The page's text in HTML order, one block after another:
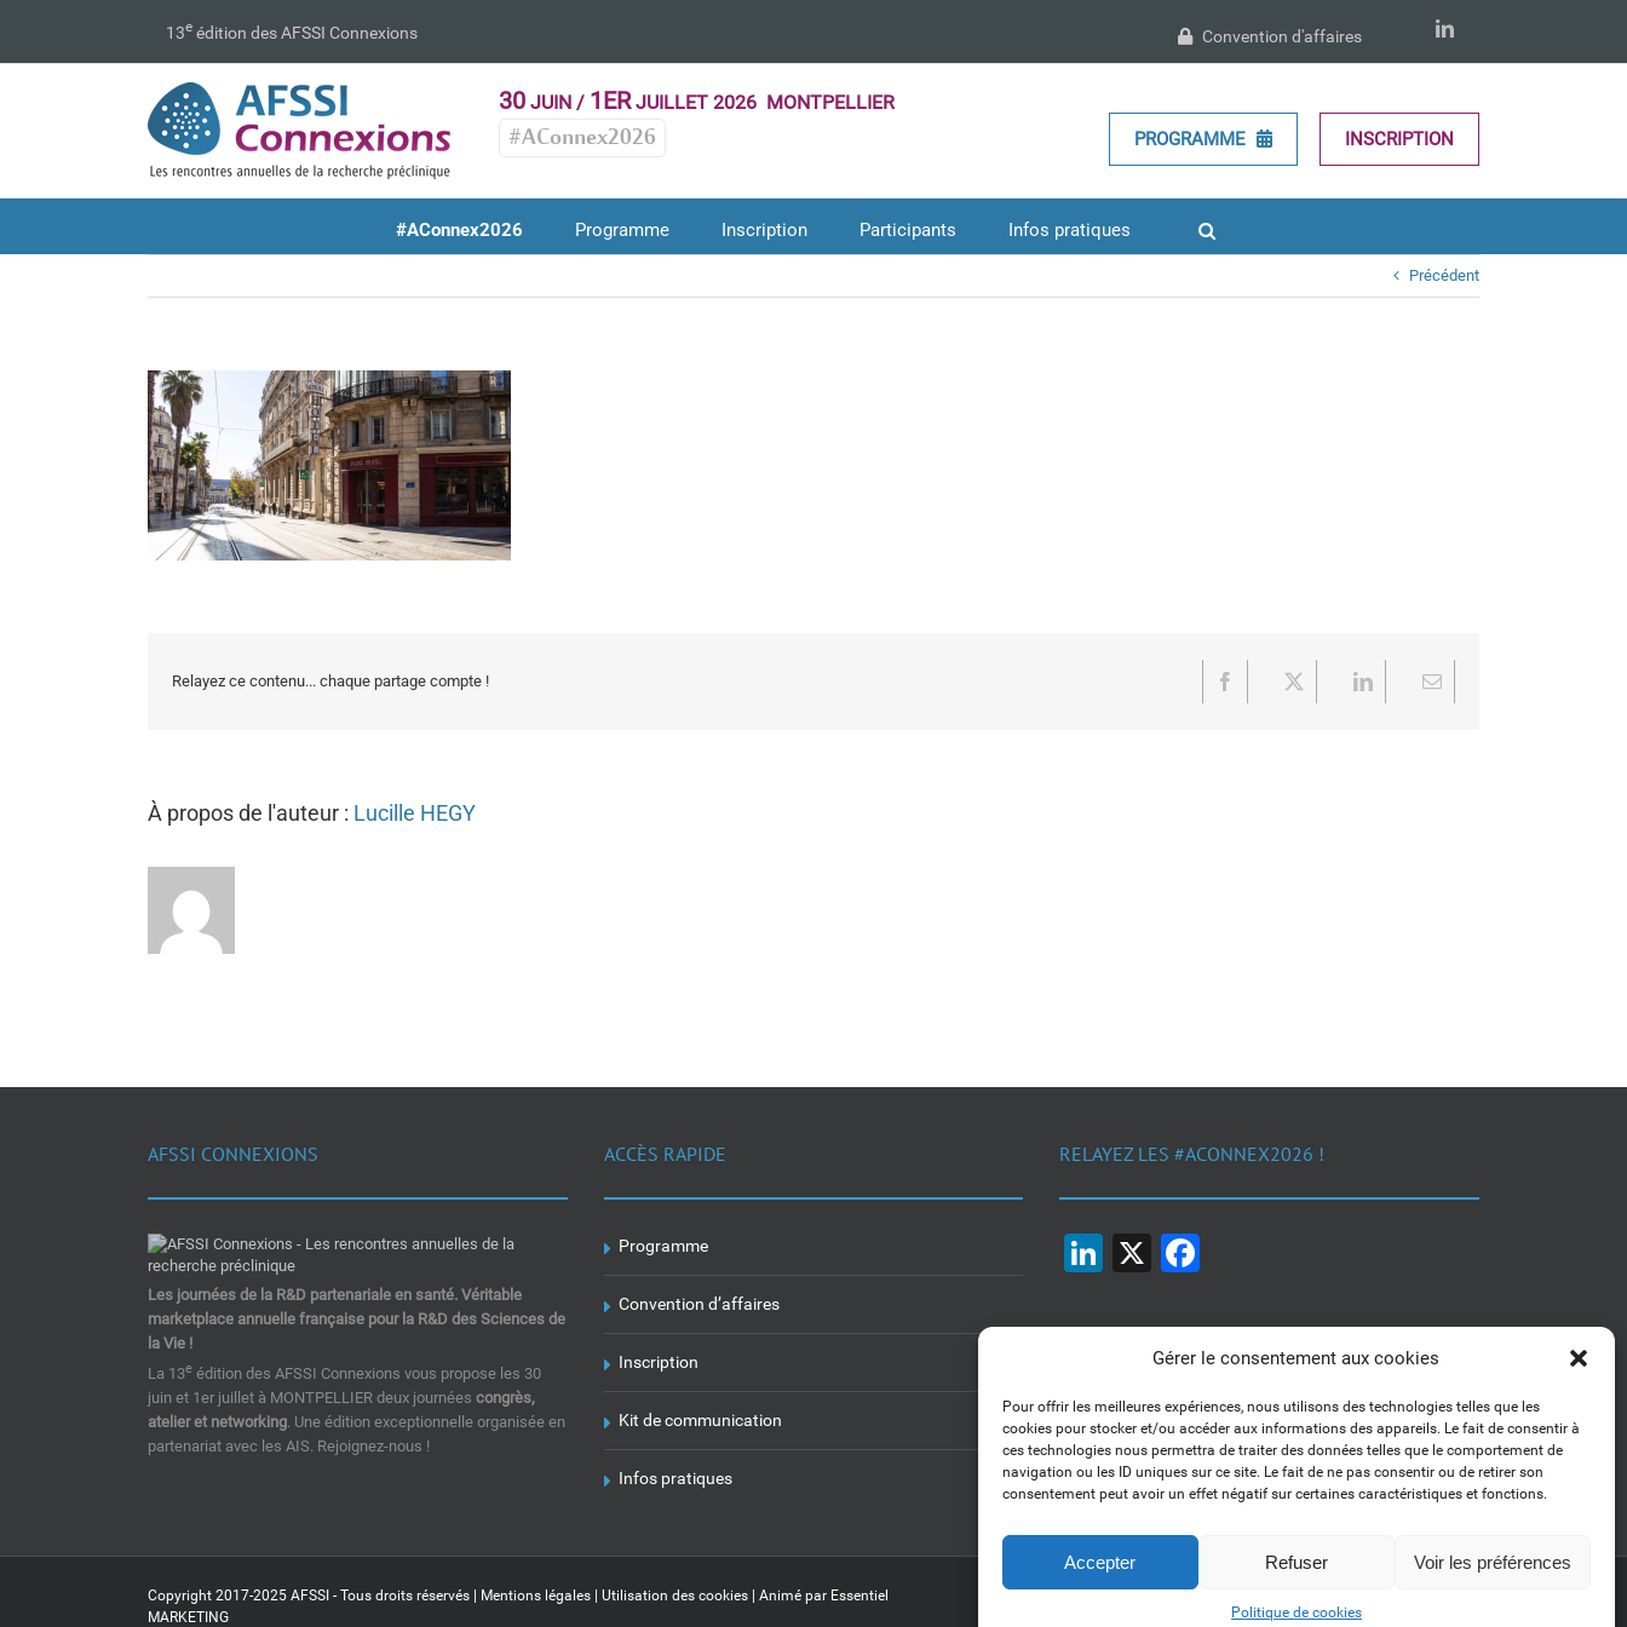
Gérer le consentement aux cookies
Pour offrir les meilleures expériences, nous utilisons des technologies telles que les
cookies pour stocker et/ou accéder aux informations des appareils. Le fait de consentir à
ces technologies nous permettra de traiter des données telles que le comportement de
navigation ou les ID uniques sur ce site. Le fait de ne pas consentir ou de retirer son
consentement peut avoir un effet négatif sur certaines caractéristiques et fonctions.
Accepter Refuser Voir les préférences
Politique de cookies
13e édition des AFSSI Connexions LinkedIn
Convention d'affaires
30 JUIN / 1ERJUILLET 2026 MONTPELLIER
#AConnex2026 PROGRAMME INSCRIPTION
#AConnex2026 Programme Inscription Participants Infos pratiques
Précédent
Relayez ce contenu... chaque partage compte ! Facebook LinkedInEmail
À propos de l'auteur : Lucille HEGY
AFSSI CONNEXIONS
Les journées de la R&D partenariale en santé. Véritable
marketplace annuelle française pour la R&D des Sciences de
la Vie !
La 13e édition des AFSSI Connexions vous propose les 30
juin et 1er juillet à MONTPELLIER deux journées congrès,
atelier et networking. Une édition exceptionnelle organisée en
partenariat avec les AIS. Rejoignez-nous !
ACCÈS RAPIDE
Programme
Convention d’affaires
Inscription
Kit de communication
Infos pratiques
RELAYEZ LES #ACONNEX2026 !
LinkedIn
X
1, 2, 3... Buzzez !
Découvrez nos kits communication
Copyright 2017-2025 AFSSI - Tous droits réservés | Mentions légales Utilisation des cookies | Animé par Essentiel
MARKETING